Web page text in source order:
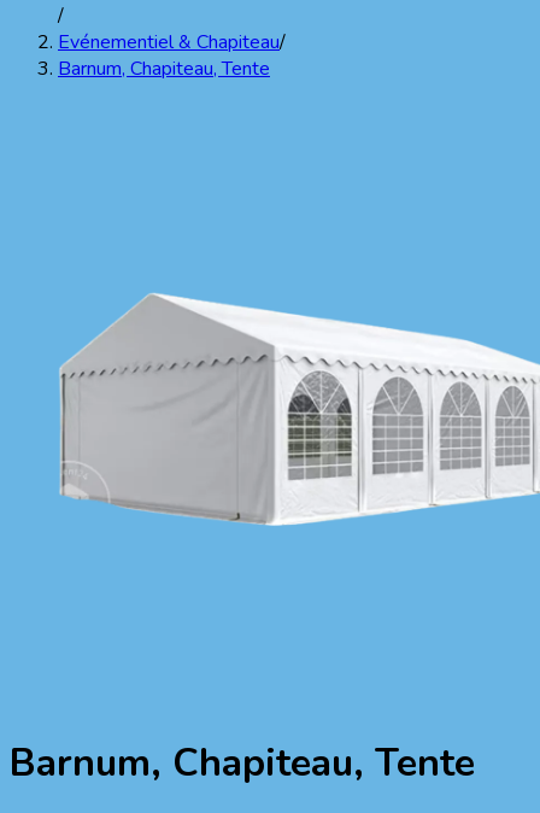
/
Evénementiel & Chapiteau/
Barnum, Chapiteau, Tente
Barnum, Chapiteau, Tente